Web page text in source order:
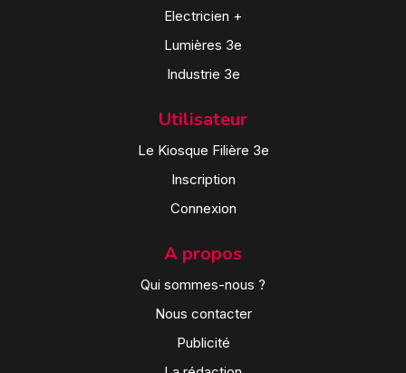
Electricien +
Lumières 3e
Industrie 3e
Utilisateur
Le Kiosque Filière 3e
Inscription
Connexion
A propos
Qui sommes-nous ?
Nous contacter
Publicité